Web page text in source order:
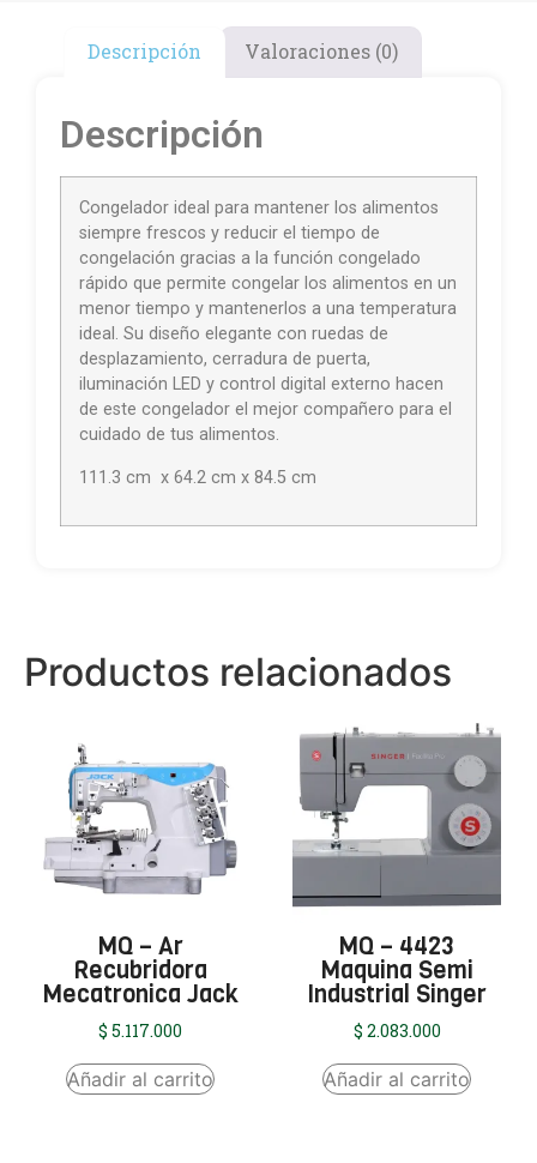
Descripción Valoraciones (0)
Descripción
Congelador ideal para mantener los alimentos
siempre frescos y reducir el tiempo de
congelación gracias a la función congelado
rápido que permite congelar los alimentos en un
menor tiempo y mantenerlos a una temperatura
ideal. Su diseño elegante con ruedas de
desplazamiento, cerradura de puerta,
iluminación LED y control digital externo hacen
de este congelador el mejor compañero para el
cuidado de tus alimentos.
111.3 cm x 64.2 cm x 84.5 cm
Productos relacionados
MQ – Ar
Recubridora
Mecatronica Jack
$ 5.117.000
Añadir al carrito
MQ – 4423
Maquina Semi
Industrial Singer
$ 2.083.000
Añadir al carrito